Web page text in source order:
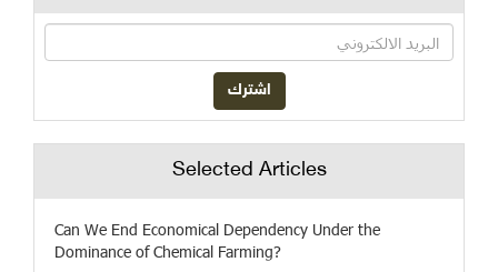
Selected Articles
Can We End Economical Dependency Under the
Dominance of Chemical Farming?